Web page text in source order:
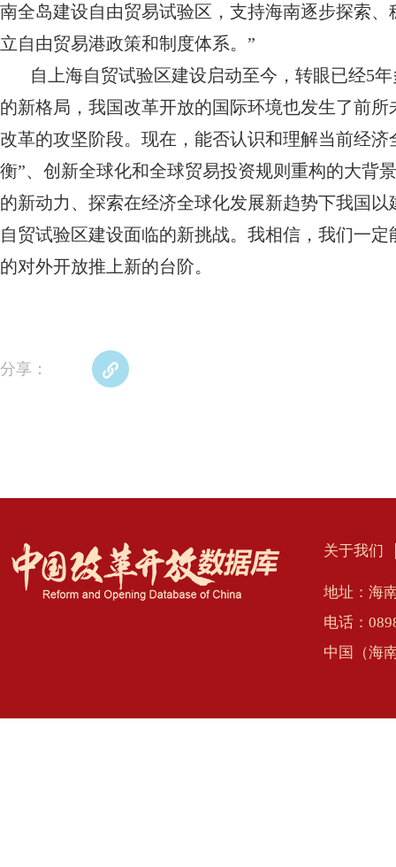
南全岛建设自由贸易试验区，支持海南逐步探索
立自由贸易港政策和制度体系。”
自上海自贸试验区建设启动至今，转眼已经5
的新格局，我国改革开放的国际环境也发生了前
改革的攻坚阶段。现在，能否认识和理解当前经
衡”、创新全球化和全球贸易投资规则重构的大背
的新动力、探索在经济全球化发展新趋势下我国
自贸试验区建设面临的新挑战。我相信，我们一
的对外开放推上新的台阶。
分享：
关于我们
地址：海
电话：
中国（海